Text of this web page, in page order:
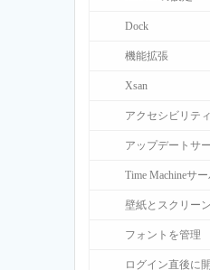
Dock
機能拡張
Xsan
アクセシビリティ
アップデートサ
Time Machineサ
壁紙とスクリー
フォントを管理
ログイン直後に